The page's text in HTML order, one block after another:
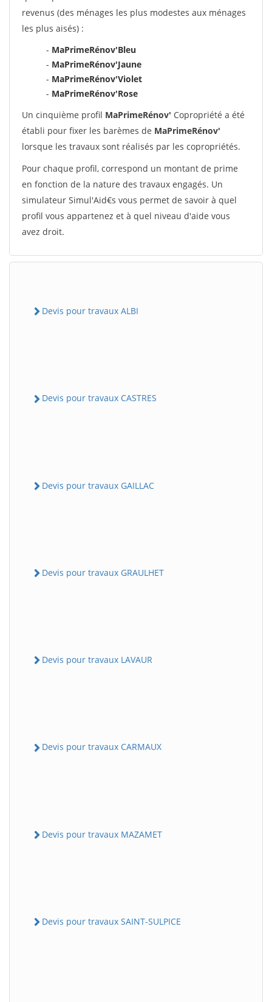
revenus (des ménages les plus modestes aux ménages
les plus aisés) :
- MaPrimeRénov'Bleu
- MaPrimeRénov'Jaune
- MaPrimeRénov'Violet
- MaPrimeRénov'Rose
Un cinquième profil MaPrimeRénov' Copropriété a été
établi pour fixer les barèmes de MaPrimeRénov'
lorsque les travaux sont réalisés par les copropriétés.
Pour chaque profil, correspond un montant de prime
en fonction de la nature des travaux engagés. Un
simulateur Simul'Aid€s vous permet de savoir à quel
profil vous appartenez et à quel niveau d'aide vous
avez droit.
Devis pour travaux ALBI
Devis pour travaux CASTRES
Devis pour travaux GAILLAC
Devis pour travaux GRAULHET
Devis pour travaux LAVAUR
Devis pour travaux CARMAUX
Devis pour travaux MAZAMET
Devis pour travaux SAINT-SULPICE